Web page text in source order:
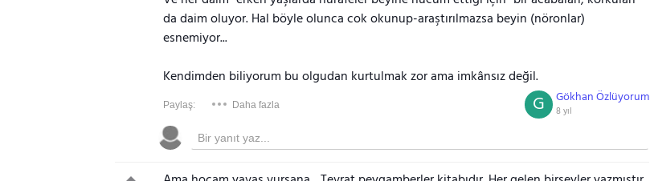
da daim oluyor. Hal böyle olunca cok okunup-araştırılmazsa beyin (nöronlar)
esnemiyor...
Kendimden biliyorum bu olgudan kurtulmak zor ama imkânsız değil.
Paylaş: Daha fazla Gökhan Özlüyorum
8 yıl
G